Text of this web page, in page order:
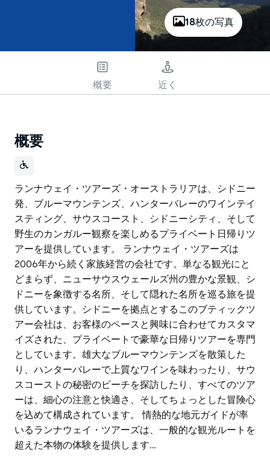
18枚の写真
概要 近く
概要
ランナウェイ・ツアーズ・オーストラリアは、シドニー
発、ブルーマウンテンズ、ハンターバレーのワインテイ
スティング、サウスコースト、シドニーシティ、そして
野生のカンガルー観察を楽しめるプライベート日帰りツ
アーを提供しています。 ランナウェイ・ツアーズは
2006年から続く家族経営の会社です。単なる観光にと
どまらず、ニューサウスウェールズ州の豊かな景観、シ
ドニーを象徴する名所、そして隠れた名所を巡る旅を提
供しています。シドニーを拠点とするこのブティックツ
アー会社は、お客様のペースと興味に合わせてカスタマ
イズされた、プライベートで豪華な日帰りツアーを専門
としています。雄大なブルーマウンテンズを散策した
り、ハンターバレーで上質なワインを味わったり、サウ
スコーストの秘密のビーチを探訪したり、すべてのツア
ーは、細心の注意と快適さ、そしてちょっとした冒険心
を込めて構成されています。 情熱的な地元ガイドが率
いるランナウェイ・ツアーズは、一般的な観光ルートを
超えた本物の体験を提供します…